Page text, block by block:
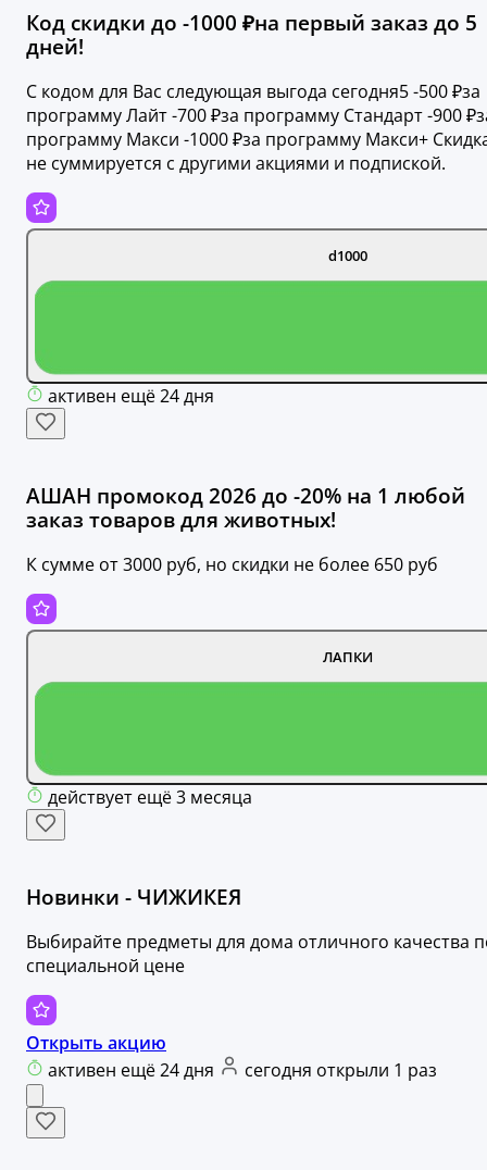
Код скидки до -1000 ₽на первый заказ до 5
дней!
С кодом для Вас следующая выгода сегодня5 -500 ₽за
программу Лайт -700 ₽за программу Стандарт -900
программу Макси -1000 ₽за программу Макси+
не суммируется с другими акциями и подпиской.
d1000
активен ещё 24 дня
АШАН промокод 2026 до -20% на 1 любой
заказ товаров для животных!
К сумме от 3000 руб, но скидки не более 650 руб
ЛАПКИ
действует ещё 3 месяца
Новинки - ЧИЖИКЕЯ
Выбирайте предметы для дома отличного качества
специальной цене
Открыть акцию
активен ещё 24 дня
сегодня открыли 1 раз